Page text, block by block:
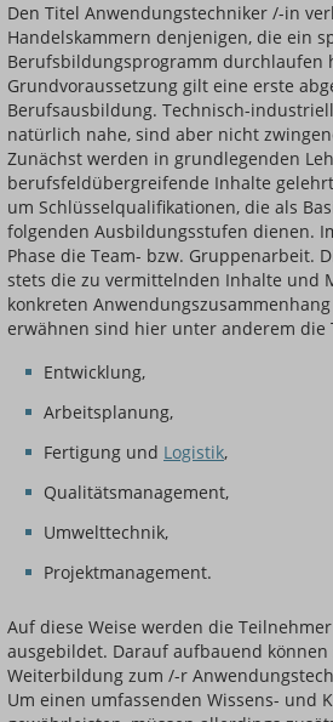
Den Titel Anwendungstechniker /-in
Handelskammern denjenigen, die ein
Berufsbildungsprogramm durchlaufen
Grundvoraussetzung gilt eine erste
Berufsausbildung. Technisch-
natürlich nahe, sind aber nicht
Zunächst werden in grundlegenden
berufsfeldübergreifende Inhalte
um Schlüsselqualifikationen, die als
folgenden Ausbildungsstufen dienen.
Phase die Team- bzw. Gruppenarbeit.
stets die zu vermittelnden Inhalte und
konkreten
erwähnen sind hier unter anderem die
Entwicklung,
Arbeitsplanung,
Fertigung und Logistik,
Qualitätsmanagement,
Umwelttechnik,
Projektmanagement.
Auf diese Weise werden die
ausgebildet. Darauf aufbauend können
Weiterbildung zum /-r
Um einen umfassenden Wissens- und